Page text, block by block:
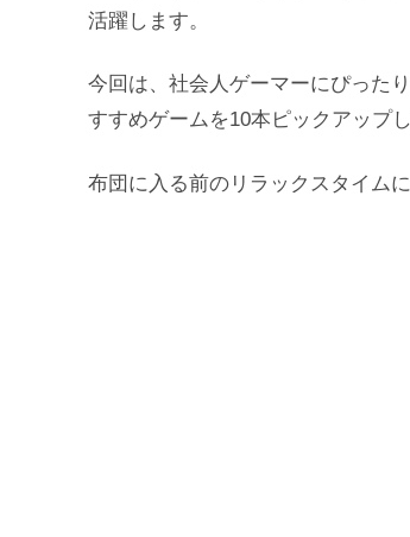
活躍します。
今回は、社会人ゲーマーにぴった
すすめゲームを10本ピックアップ
布団に入る前のリラックスタイムに